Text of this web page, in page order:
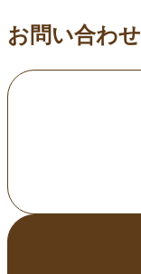
お問い合わせ